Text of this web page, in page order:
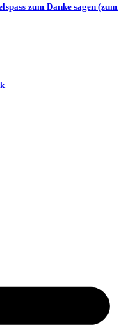
zum Danke sagen (zum